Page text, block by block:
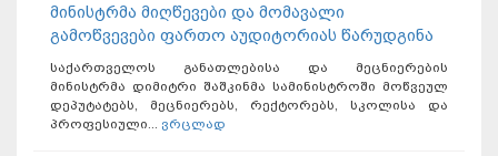
მინისტრმა მიღწევები და მომავალი
გამოწვევები ფართო აუდიტორიას წარუდგინა
საქართველოს განათლებისა და მეცნიერების
მინისტრმა დიმიტრი შაშკინმა სამინისტროში მოწვეულ
დეპუტატებს, მეცნიერებს, რექტორებს, სკოლისა და
პროფესიული... ვრცლად